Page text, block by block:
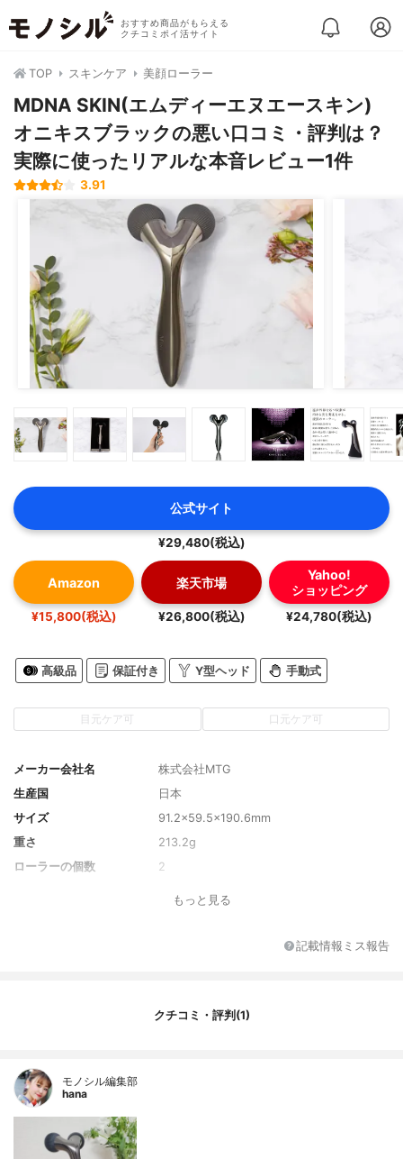
おすすめ商品がもらえる
クチコミポイ活サイト
TOP スキンケア 美顔ローラー
MDNA SKIN(エムディーエヌエースキン)
オニキスブラックの悪い口コミ・評判は？
実際に使ったリアルな本音レビュー1件
3.91
公式サイト
¥29,480(税込)
Amazon
¥15,800(税込)
楽天市場
¥26,800(税込)
Yahoo!
ショッピング
¥24,780(税込)
高級品 保証付き Y型ヘッド 手動式
目元ケア可 口元ケア可
メーカー会社名
株式会社MTG
生産国
日本
サイズ
91.2×59.5×190.6mm
重さ
213.2g
ローラーの個数
2
もっと見る
記載情報ミス報告
クチコミ・評判(1)
モノシル編集部
hana